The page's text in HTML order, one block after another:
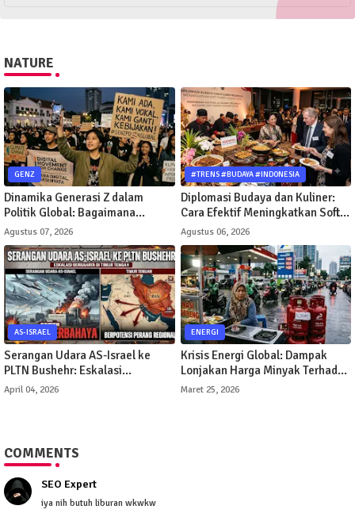
NATURE
GENZ
Dinamika Generasi Z dalam
Politik Global: Bagaimana
Gerakan Digital Mengubah Arah
Kebijakan Publik
Agustus 07, 2026
#TRENS #BUDAYA #INDONESIA
Diplomasi Budaya dan Kuliner:
Cara Efektif Meningkatkan Soft
Power Suatu Negara
Agustus 06, 2026
AS-ISRAEL
Serangan Udara AS-Israel ke
PLTN Bushehr: Eskalasi
Berbahaya di Timur Tengah
April 04, 2026
ENERGI
Krisis Energi Global: Dampak
Lonjakan Harga Minyak Terhadap
Perekonomian Indonesia
Maret 25, 2026
COMMENTS
SEO Expert
iya nih butuh liburan wkwkw